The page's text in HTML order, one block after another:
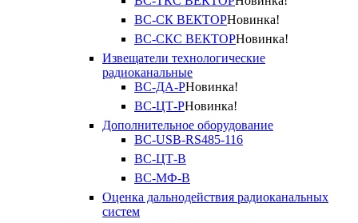
ВС-СК ВЕКТОРНовинка!
ВС-СКС ВЕКТОРНовинка!
Извещатели технологические
радиоканальные
ВС-ДА-РНовинка!
ВС-ЦТ-РНовинка!
Дополнительное оборудование
ВС-USB-RS485-116
ВС-ЦТ-В
ВС-МФ-В
Оценка дальнодействия радиоканальных
систем